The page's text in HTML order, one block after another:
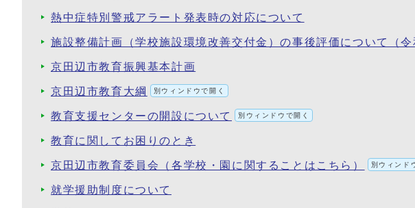
熱中症特別警戒アラート発表時の対応について
施設整備計画（学校施設環境改善交付金）の事後評価について（令
京田辺市教育振興基本計画
京田辺市教育大綱 別ウィンドウで開く
教育支援センターの開設について 別ウィンドウで開く
教育に関してお困りのとき
京田辺市教育委員会（各学校・園に関することはこちら） 別ウィンド
就学援助制度について